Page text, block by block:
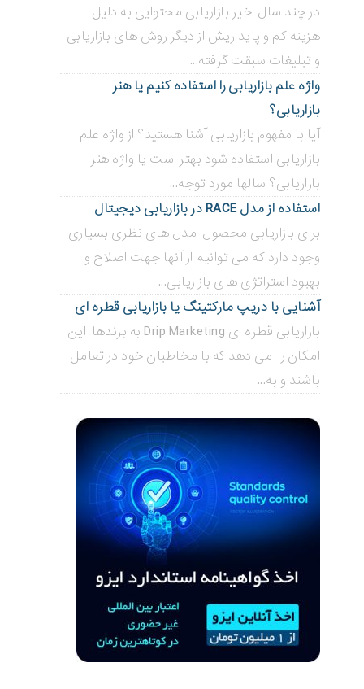
در چند سال اخیر بازاریابی محتوایی به دلیل
هزینه کم و پایداریش از دیگر روش های بازاریابی
و تبلیغات سبقت گرفته...
واژه علم بازاریابی را استفاده کنیم یا هنر
بازاریابی؟
آیا با مفهوم بازاریابی آشنا هستید؟ از واژه علم
بازاریابی استفاده شود بهتر است یا واژه هنر
بازاریابی؟ سالها مورد توجه...
استفاده از مدل RACE در بازاریابی دیجیتال
برای بازاریابی محصول مدل های نظری بسیاری
وجود دارد که می توانیم از آنها جهت اصلاح و
بهبود استراتژی های بازاریابی...
آشنایی با دریپ مارکتینگ یا بازاریابی قطره ای
بازاریابی قطره ای Drip Marketing به برندها این
امکان را می دهد که با مخاطبان خود در تعامل
باشند و به...